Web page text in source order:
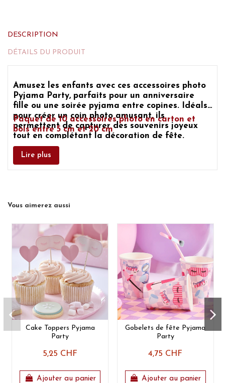
DESCRIPTION
DÉTAILS DU PRODUIT
Amusez les enfants avec ces accessoires photo
Pyjama Party, parfaits pour un anniversaire
fille ou une soirée pyjama entre copines. Idéals
pour créer un coin photo amusant, ils
permettent de capturer des souvenirs joyeux
tout en complétant la décoration de fête.
Paquet de 10 accessoires photo en carton et
bois entre 5 cm et 20 cm
Lire plus
Vous aimerez aussi
Cake Toppers Pyjama
Party
5,25 CHF
Ajouter au panier
Gobelets de fête Pyjama
Party
4,75 CHF
Ajouter au panier